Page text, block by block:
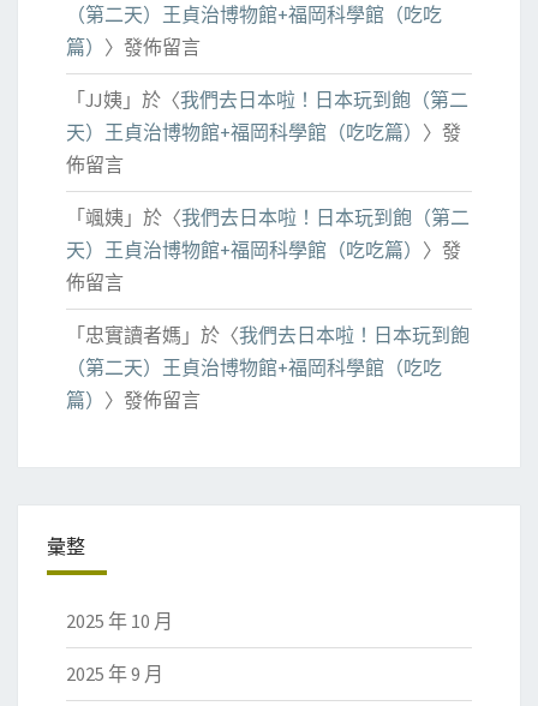
（第二天）王貞治博物館+福岡科學館（吃吃
篇） 〉發佈留言
「JJ姨 」於〈我們去日本啦！日本玩到飽（第二
天）王貞治博物館+福岡科學館（吃吃篇） 〉發
佈留言
「颯姨 」於〈我們去日本啦！日本玩到飽（第二
天）王貞治博物館+福岡科學館（吃吃篇） 〉發
佈留言
「忠實讀者媽 」於〈我們去日本啦！日本玩到飽
（第二天）王貞治博物館+福岡科學館（吃吃
篇） 〉發佈留言
彙整
2025 年 10 月
2025 年 9 月